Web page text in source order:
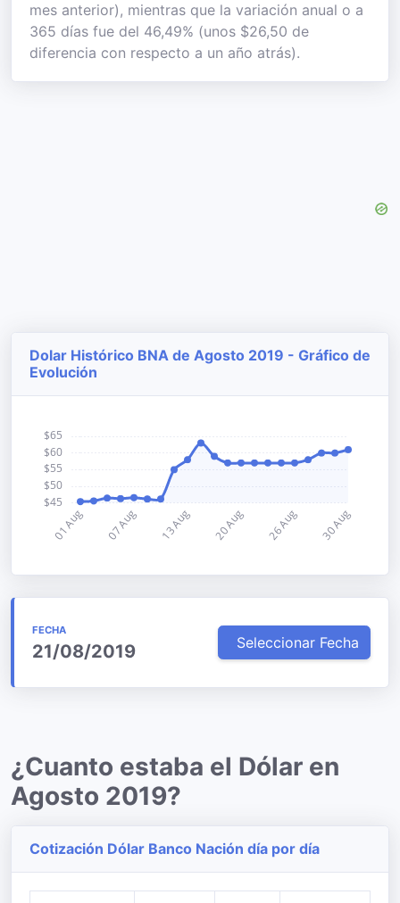
mes anterior), mientras que la variación anual o a
365 días fue del 46,49% (unos $26,50 de
diferencia con respecto a un año atrás).
Dolar Histórico BNA de Agosto 2019 - Gráfico de
Evolución
FECHA
21/08/2019 Seleccionar Fecha
¿Cuanto estaba el Dólar en
Agosto 2019?
Cotización Dólar Banco Nación día por día